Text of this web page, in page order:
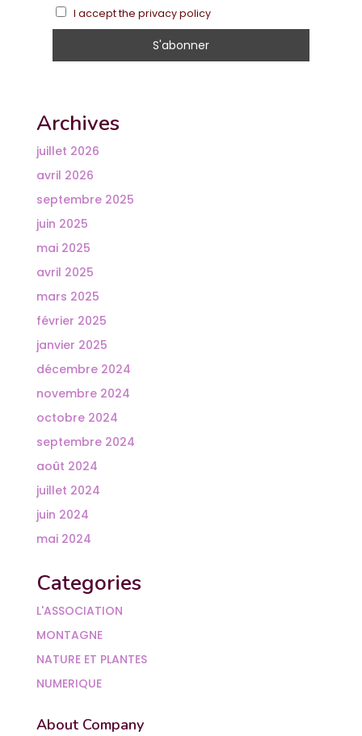
I accept the privacy policy
Archives
juillet 2026
avril 2026
septembre 2025
juin 2025
mai 2025
avril 2025
mars 2025
février 2025
janvier 2025
décembre 2024
novembre 2024
octobre 2024
septembre 2024
août 2024
juillet 2024
juin 2024
mai 2024
Categories
L'ASSOCIATION
MONTAGNE
NATURE ET PLANTES
NUMERIQUE
About Company